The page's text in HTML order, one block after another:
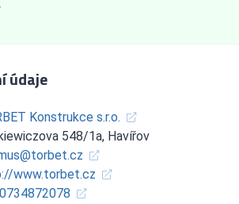
údaje
Konstrukce s.r.o.
548/1a, Havířov
www.torbet.cz